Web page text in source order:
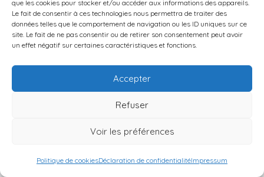
que les cookies pour stocker et/ou accéder aux informations des appareils.
Le fait de consentir à ces technologies nous permettra de traiter des
données telles que le comportement de navigation ou les ID uniques sur ce
site. Le fait de ne pas consentir ou de retirer son consentement peut avoir
un effet négatif sur certaines caractéristiques et fonctions.
Accepter
Refuser
Voir les préférences
Politique de cookiesDéclaration de confidentialitéImpressum
saline). Une majorité d’entre eux considère qu’une
migration deviendrait nécessaire si ces impacts
dégradaient encore leurs conditions de vie de
base (eau, nourriture, logement). Les facteurs
environnementaux qui pourraient déclencher un
départ sont très clairement identifiés : montée des